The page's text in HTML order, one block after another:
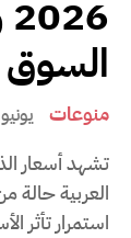
السوق
منوعات يونيو 24, 2026
العربية حالة
استمرار تأثر